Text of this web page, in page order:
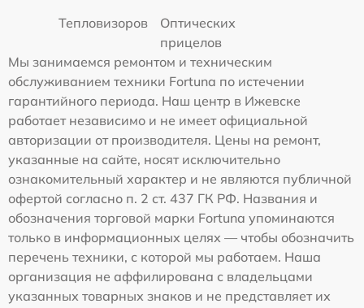
Тепловизоров
Оптических
прицелов
Мы занимаемся ремонтом и техническим
обслуживанием техники Fortuna по истечении
гарантийного периода. Наш центр в Ижевске
работает независимо и не имеет официальной
авторизации от производителя. Цены на ремонт,
указанные на сайте, носят исключительно
ознакомительный характер и не являются публичной
офертой согласно п. 2 ст. 437 ГК РФ. Названия и
обозначения торговой марки Fortuna упоминаются
только в информационных целях — чтобы обозначить
перечень техники, с которой мы работаем. Наша
организация не аффилирована с владельцами
указанных товарных знаков и не представляет их